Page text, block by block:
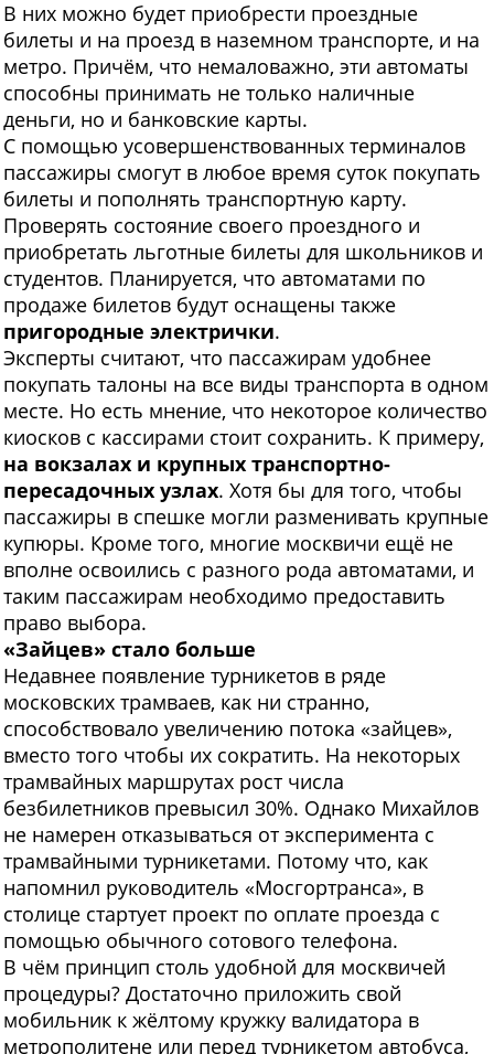
В них можно будет приобрести проездные
билеты и на проезд в наземном транспорте, и на
метро. Причём, что немаловажно, эти автоматы
способны принимать не только наличные
деньги, но и банковские карты.
С помощью усовершенствованных терминалов
пассажиры смогут в любое время суток покупать
билеты и пополнять транспортную карту.
Проверять состояние своего проездного и
приобретать льготные билеты для школьников и
студентов. Планируется, что автоматами по
продаже билетов будут оснащены также
пригородные электрички.
Эксперты считают, что пассажирам удобнее
покупать талоны на все виды транспорта в одном
месте. Но есть мнение, что некоторое количество
киосков с кассирами стоит сохранить. К примеру,
на вокзалах и крупных транспортно-
пересадочных узлах. Хотя бы для того, чтобы
пассажиры в спешке могли разменивать крупные
купюры. Кроме того, многие москвичи ещё не
вполне освоились с разного рода автоматами, и
таким пассажирам необходимо предоставить
право выбора.
«Зайцев» стало больше
Недавнее появление турникетов в ряде
московских трамваев, как ни странно,
способствовало увеличению потока «зайцев»,
вместо того чтобы их сократить. На некоторых
трамвайных маршрутах рост числа
безбилетников превысил 30%. Однако Михайлов
не намерен отказываться от эксперимента с
трамвайными турникетами. Потому что, как
напомнил руководитель «Мосгортранса», в
столице стартует проект по оплате проезда с
помощью обычного сотового телефона.
В чём принцип столь удобной для москвичей
процедуры? Достаточно приложить свой
мобильник к жёлтому кружку валидатора в
метрополитене или перед турникетом автобуса,